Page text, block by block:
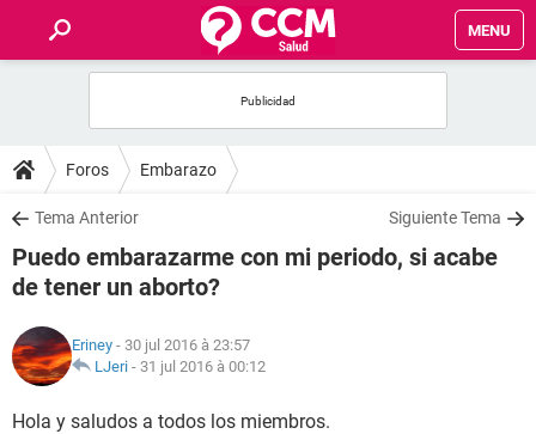
MENU
FORUMS
SALUD
FAMILIA
NUTRICIÓN
Foros Embarazo
Tema Anterior Siguiente Tema
Puedo embarazarme con mi periodo, si acabe
de tener un aborto?
Eriney - 30 jul 2016 à 23:57
LJeri - 31 jul 2016 à 00:12
Hola y saludos a todos los miembros.